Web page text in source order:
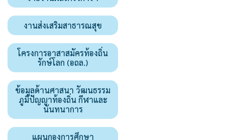
งานส่งเสริมสาธารณสุข
โครงการอาสาสมัครท้องถิ่น
รักษ์โลก (อถล.)
ข้อมูลด้านศาสนา วัฒนธรรม
ภูมิปัญญาท้องถิ่น กีฬาและ
นันทนาการ
แผนกองการศึกษา